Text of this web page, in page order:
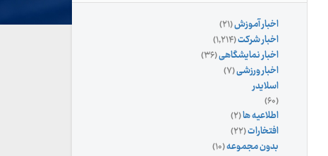
اخبار آموزش(۲۱)
اخبار شرکت(۱,۲۱۴)
اخبار نمایشگاهی(۳۶)
اخبار ورزشی(۷)
اسلایدر
(۶۰)
اطلاعیه ها(۲)
افتخارات(۲۲)
بدون مجموعه(۱۰)